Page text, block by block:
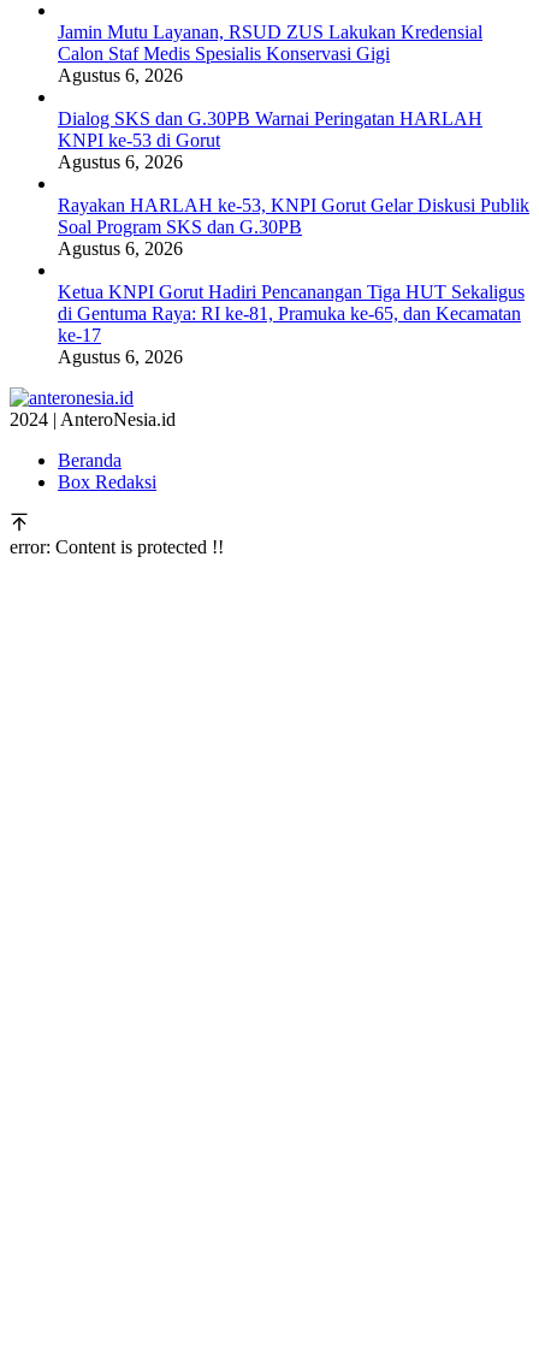
Jamin Mutu Layanan, RSUD ZUS Lakukan Kredensial
Calon Staf Medis Spesialis Konservasi Gigi
Agustus 6, 2026
Dialog SKS dan G.30PB Warnai Peringatan HARLAH
KNPI ke-53 di Gorut
Agustus 6, 2026
Rayakan HARLAH ke-53, KNPI Gorut Gelar Diskusi Publik
Soal Program SKS dan G.30PB
Agustus 6, 2026
Ketua KNPI Gorut Hadiri Pencanangan Tiga HUT Sekaligus
di Gentuma Raya: RI ke-81, Pramuka ke-65, dan Kecamatan
ke-17
Agustus 6, 2026
2024 | AnteroNesia.id
Beranda
Box Redaksi
error: Content is protected !!